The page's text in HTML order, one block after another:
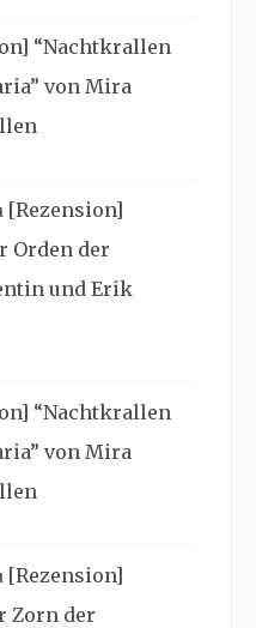
“Nachtkrallen
von Mira
[Rezension]
Orden der
und Erik
“Nachtkrallen
von Mira
[Rezension]
Zorn der